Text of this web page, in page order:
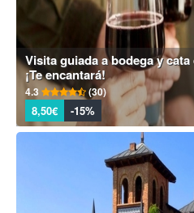
Visita guiada a bodega y
¡Te encantará!
4.3 (30)
8,50€ -15%